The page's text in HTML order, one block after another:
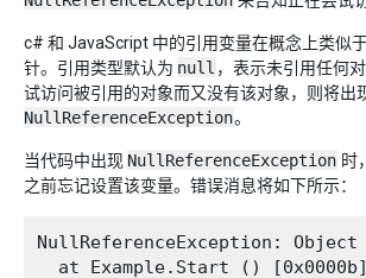
c# 和 JavaScript 中的引用变量在概念上类似
针。引用类型默认为 null ，表示未引用任何
试访问被引用的对象而又没有该对象，则将出
NullReferenceException。
当代码中出现 NullReferenceException 时
之前忘记设置该变量。错误消息将如下所示：
NullReferenceException: